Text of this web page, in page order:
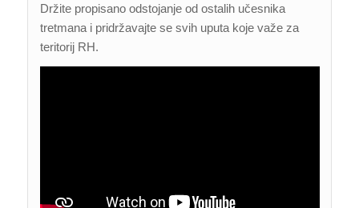
Držite propisano odstojanje od ostalih učesnika
tretmana i pridržavajte se svih uputa koje važe za
teritorij RH.